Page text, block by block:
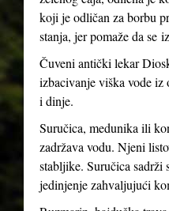
koji je odličan za borbu
stanja, jer pomaže da se
Čuveni antički lekar
izbacivanje viška vode iz
i dinje.
Suručica, medunika ili
zadržava vodu. Njeni
stabljike. Suručica sadrži
jedinjenje zahvaljujući